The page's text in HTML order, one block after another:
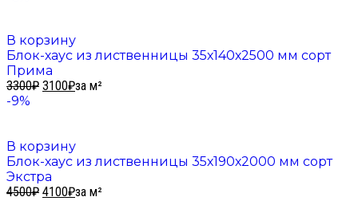
В корзину
Блок-хаус из лиственницы 35х140х2500 мм сорт
Прима
3300₽ 3100₽за м²
-9%
В корзину
Блок-хаус из лиственницы 35х190х2000 мм сорт
Экстра
4500₽ 4100₽за м²